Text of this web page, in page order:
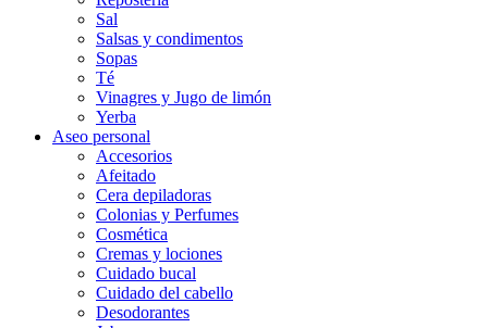
Sal
Salsas y condimentos
Sopas
Té
Vinagres y Jugo de limón
Yerba
Aseo personal
Accesorios
Afeitado
Cera depiladoras
Colonias y Perfumes
Cosmética
Cremas y lociones
Cuidado bucal
Cuidado del cabello
Desodorantes